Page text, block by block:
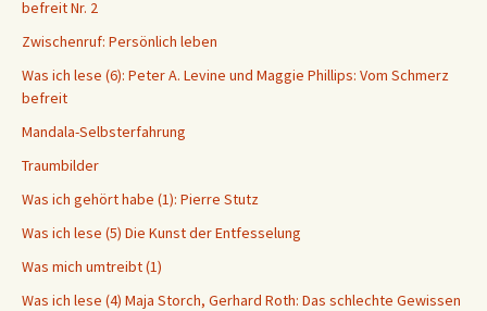
befreit Nr. 2
Zwischenruf: Persönlich leben
Was ich lese (6): Peter A. Levine und Maggie Phillips: Vom Schmerz
befreit
Mandala-Selbsterfahrung
Traumbilder
Was ich gehört habe (1): Pierre Stutz
Was ich lese (5) Die Kunst der Entfesselung
Was mich umtreibt (1)
Was ich lese (4) Maja Storch, Gerhard Roth: Das schlechte Gewissen